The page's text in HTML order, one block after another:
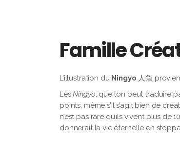
Famille
L’illustration du Ningyo 人魚
LesNingyo, que l’on peut traduire
points, même s’il s’agit bien de
n’est pas rare qu’ils vivent plus
donnerait la vie éternelle en